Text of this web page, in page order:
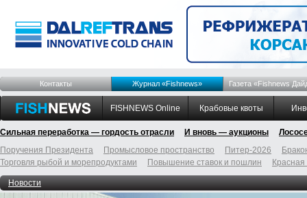
Контакты Журнал «Fishnews» Газета «Fishnews
FISHNEWS Online Крабовые квоты
Сильная переработка — гордость отрасли И вновь — аукционы
Поручения Президента
Промысловое пространство Питер-2026
Торговля рыбой и морепродуктами
Повышение ставок и пошлин
Новости